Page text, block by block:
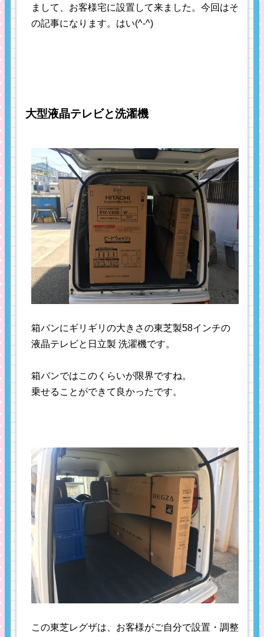
まして、お客様宅に設置して来ました。今回はそ
の記事になります。はい(^-^)
大型液晶テレビと洗濯機
箱バンにギリギリの大きさの東芝製58インチの
液晶テレビと日立製 洗濯機です。
箱バンではこのくらいが限界ですね。
乗せることができて良かったです。
この東芝レグザは、お客様がご自分で設置・調整